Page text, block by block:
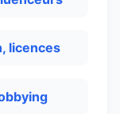
licences